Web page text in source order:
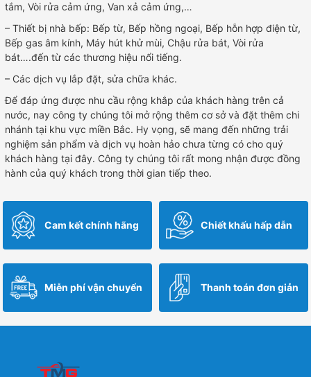
tắm, Vòi rửa cảm ứng, Van xả cảm ứng,…
– Thiết bị nhà bếp: Bếp từ, Bếp hồng ngoại, Bếp hỗn hợp điện từ,
Bếp gas âm kính, Máy hút khử mùi, Chậu rửa bát, Vòi rửa
bát….đến từ các thương hiệu nổi tiếng.
– Các dịch vụ lắp đặt, sửa chữa khác.
Để đáp ứng được nhu cầu rộng khắp của khách hàng trên cả
nước, nay công ty chúng tôi mở rộng thêm cơ sở và đặt thêm chi
nhánh tại khu vực miền Bắc. Hy vọng, sẽ mang đến những trải
nghiệm sản phẩm và dịch vụ hoàn hảo chưa từng có cho quý
khách hàng tại đây. Công ty chúng tôi rất mong nhận được đồng
hành của quý khách trong thời gian tiếp theo.
Cam kết chính hãng Chiết khấu hấp dẫn
Miễn phí vận chuyển Thanh toán đơn giản